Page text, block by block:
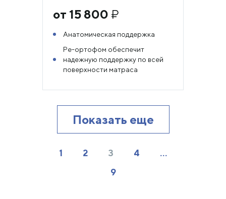
от 15 800 ₽
Анатомическая поддержка
Ре-ортофом обеспечит
надежную поддержку по всей
поверхности матраса
Показать еще
1 2 3 4
…
9